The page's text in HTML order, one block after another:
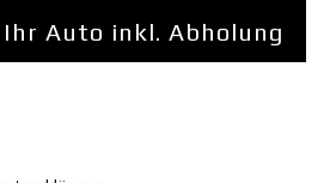
Auto inkl. Abholung